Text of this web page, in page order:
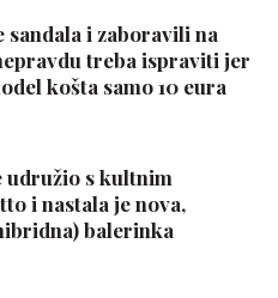
sandala i zaboravili na
treba ispraviti jer
košta samo 10 eura
udružio s kultnim
i nastala je nova,
balerinka